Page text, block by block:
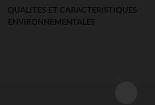
QUALITES ET CARACTERISTIQUES
ENVIRONNEMENTALES